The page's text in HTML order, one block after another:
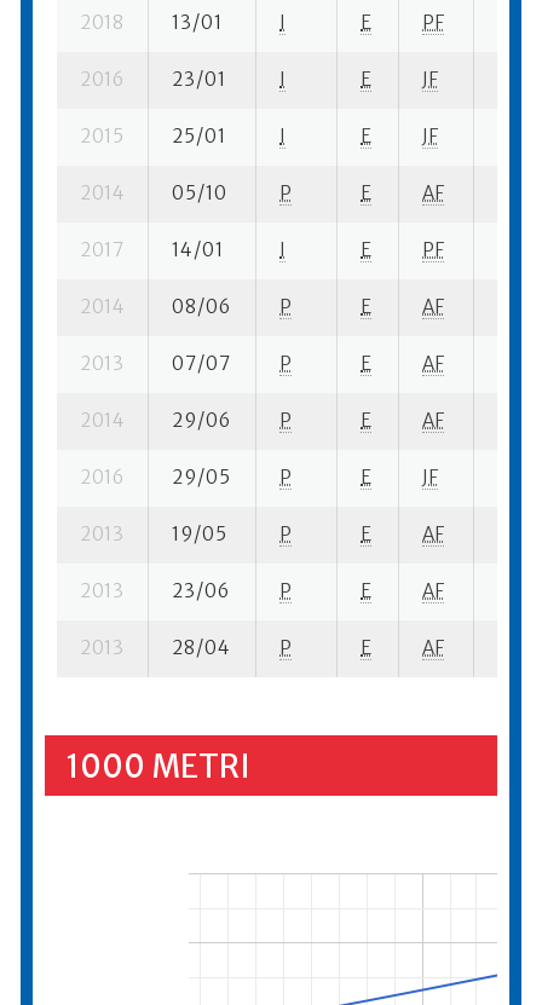
2018 13/01 I E PF
2016 23/01 I E JF
2015 25/01 I E JF
2014 05/10 P E AF
2017 14/01 I E PF
2014 08/06 P E AF
2013 07/07 P E AF
2014 29/06 P E AF
2016 29/05 P E JF
2013 19/05 P E AF
2013 23/06 P E AF
2013 28/04 P E AF
1000 METRI